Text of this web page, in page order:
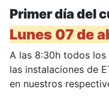
Primer día del
Lunes 07 de
A las 8:30h todos los
las instalaciones de
en nuestros